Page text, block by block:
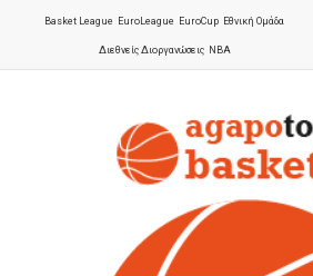
Basket League EuroLeague EuroCup Εθνική Ομάδα
Διεθνείς Διοργανώσεις NBA